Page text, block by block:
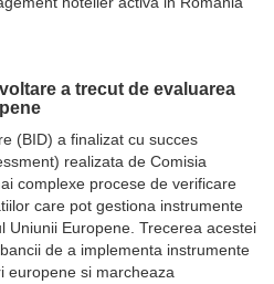
a trecut de evaluarea
(BID) a finalizat cu succes
realizata de Comisia
complexe procese de verificare
care pot gestiona instrumente
Uniunii Europene. Trecerea acestei
de a implementa instrumente
europene si marcheaza